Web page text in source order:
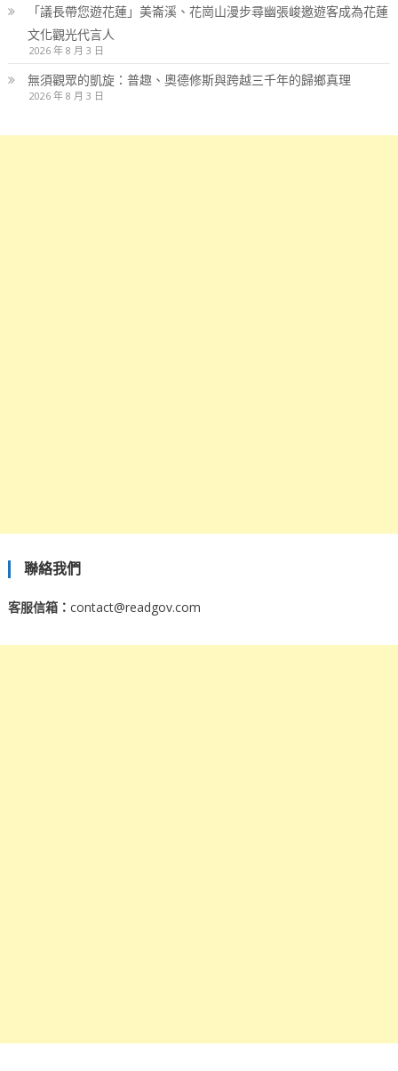
「議長帶您遊花蓮」美崙溪、花崗山漫步尋幽張峻邀遊客成為花蓮
文化觀光代言人
2026 年 8 月 3 日
無須觀眾的凱旋：普趣、奧德修斯與跨越三千年的歸鄉真理
2026 年 8 月 3 日
聯絡我們
客服信箱： contact@readgov.com